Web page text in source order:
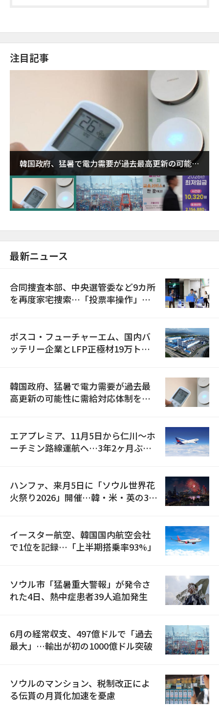
注目記事
韓国政府、猛暑で電力需要が過去最高更新の可能性
に需給対応体制を点検
最新ニュース
合同捜査本部、中央選管委など9カ所
を再度家宅捜索…「投票率操作」の
ポスコ・フューチャーエム、国内バ
ッテリー企業とLFP正極材19万トン
韓国政府、猛暑で電力需要が過去最
高更新の可能性に需給対応体制を点
エアプレミア、11月5日から仁川〜ホ
ーチミン路線運航へ…3年2ヶ月ぶり
ハンファ、来月5日に「ソウル世界花
火祭り2026」開催…韓・米・英の3カ
イースター航空、韓国国内航空会社
で1位を記録…「上半期搭乗率93%」
ソウル市「猛暑重大警報」が発令さ
れた4日、熱中症患者39人追加発生
6月の経常収支、497億ドルで「過去
最大」…輸出が初の1000億ドル突破
ソウルのマンション、税制改正によ
る伝貰の月貰化加速を憂慮